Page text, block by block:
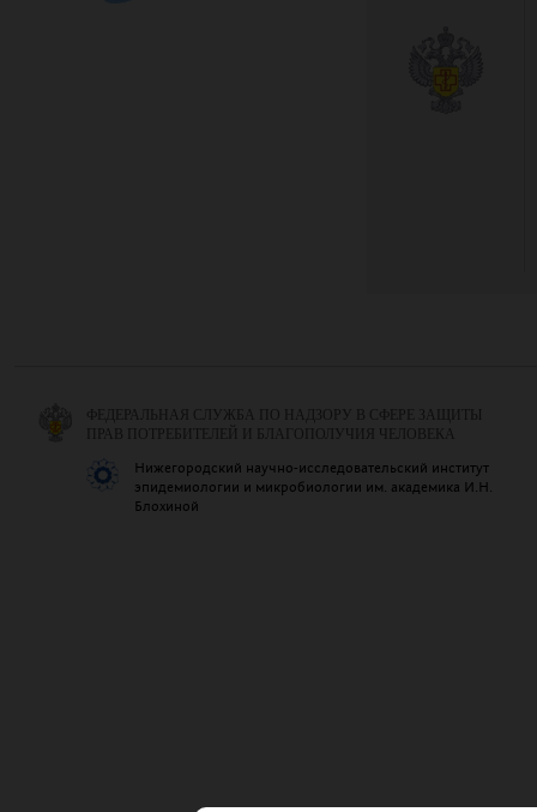
ФЕДЕРАЛЬНАЯ СЛУЖБА ПО НАДЗОРУ В СФЕРЕ ЗАЩИТЫ
ПРАВ ПОТРЕБИТЕЛЕЙ И БЛАГОПОЛУЧИЯ ЧЕЛОВЕКА
Нижегородский научно-исследовательский институт
эпидемиологии и микробиологии им. академика И.Н.
Блохиной